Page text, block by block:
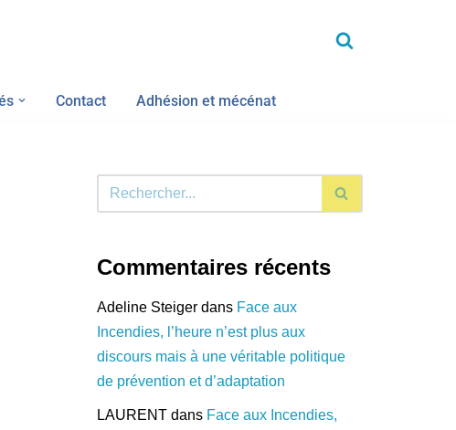
Contact Adhésion et mécénat
Commentaires récents
Adeline Steiger dans Face aux
Incendies, l’heure n’est plus aux
discours mais à une véritable politique
de prévention et d’adaptation
LAURENT dans Face aux Incendies,